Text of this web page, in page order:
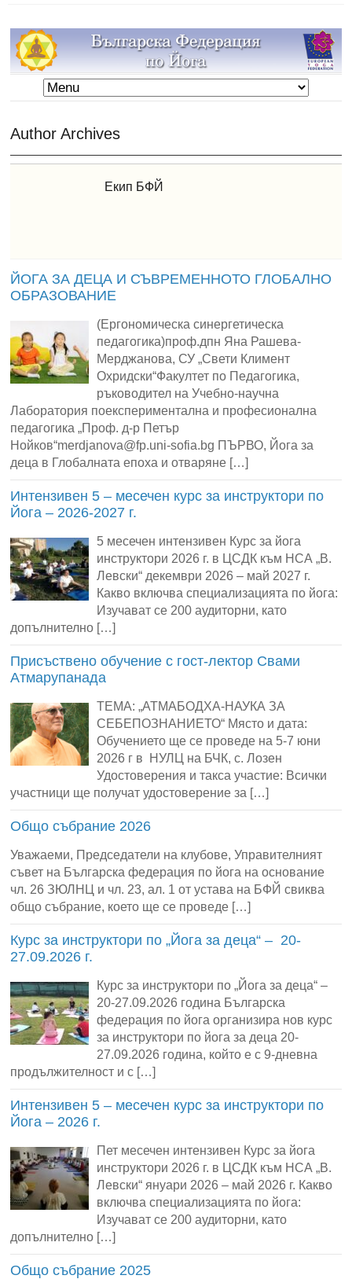
Author Archives
Екип БФЙ
ЙОГА ЗА ДЕЦА И СЪВРЕМЕННОТО ГЛОБАЛНО
ОБРАЗОВАНИЕ
(Ергономическа синергетическа
педагогика)проф.дпн Яна Рашева-
Мерджанова, СУ „Свети Климент
Охридски“Факултет по Педагогика,
ръководител на Учебно-научна
Лаборатория поекспериментална и професионална
педагогика „Проф. д-р Петър
Нойков“merdjanova@fp.uni-sofia.bg ПЪРВО, Йога за
деца в Глобалната епоха и отваряне […]
Интензивен 5 – месечен курс за инструктори по
Йога – 2026-2027 г.
5 месечен интензивен Курс за йога
инструктори 2026 г. в ЦСДК към НСА „В.
Левски“ декември 2026 – май 2027 г.
Какво включва специализацията по йога:
Изучават се 200 аудиторни, като
допълнително […]
Присъствено обучение с гост-лектор Свами
Атмарупанада
ТЕМА: „АТМАБОДХА-НАУКА ЗА
СЕБЕПОЗНАНИЕТО“ Място и дата:
Обучението ще се проведе на 5-7 юни
2026 г в НУЛЦ на БЧК, с. Лозен
Удостоверения и такса участие: Всички
участници ще получат удостоверение за […]
Общо събрание 2026
Уважаеми, Председатели на клубове, Управителният
съвет на Българска федерация по йога на основание
чл. 26 ЗЮЛНЦ и чл. 23, ал. 1 от устава на БФЙ свиква
общо събрание, което ще се проведе […]
Курс за инструктори по „Йога за деца“ – 20-
27.09.2026 г.
Курс за инструктори по „Йога за деца“ –
20-27.09.2026 година Българска
федерация по йога организира нов курс
за инструктори по йога за деца 20-
27.09.2026 година, който е с 9-дневна
продължителност и с […]
Интензивен 5 – месечен курс за инструктори по
Йога – 2026 г.
Пет месечен интензивен Курс за йога
инструктори 2026 г. в ЦСДК към НСА „В.
Левски“ януари 2026 – май 2026 г. Какво
включва специализацията по йога:
Изучават се 200 аудиторни, като
допълнително […]
Общо събрание 2025